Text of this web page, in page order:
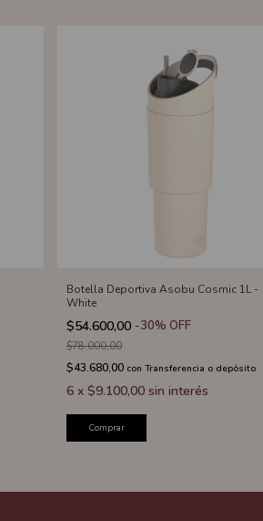
Botella Deportiva Asobu Cosmic 1L -
White
$54.600,00 -30% OFF
$78.000,00
$43.680,00 con Transferencia o depósito
6 x $9.100,00 sin interés
Comprar